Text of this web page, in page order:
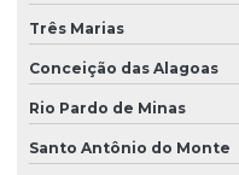
Três Marias
Conceição das Alagoas
Rio Pardo de Minas
Santo Antônio do Monte